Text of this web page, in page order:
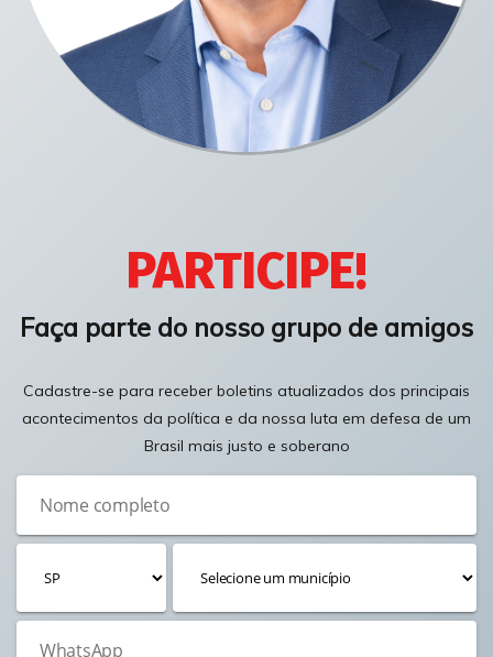
PARTICIPE!
Faça parte do nosso grupo de amigos
Cadastre-se para receber boletins atualizados dos principais
acontecimentos da política e da nossa luta em defesa de um
Brasil mais justo e soberano